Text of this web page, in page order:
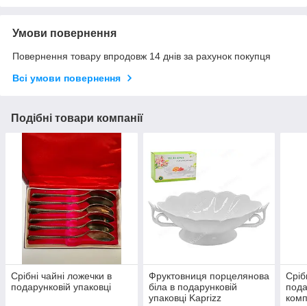
Умови повернення
Повернення товару впродовж 14 днів за рахунок покупця
Всі умови повернення
Подібні товари компанії
Срібні чайні ложечки в
подарунковій упаковці
Фруктовниця порцелянова
біла в подарунковій
упаковці Kaprizz